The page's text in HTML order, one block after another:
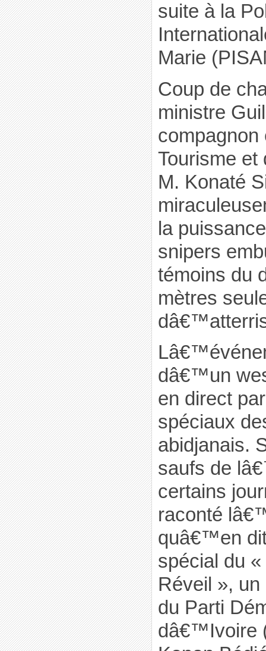
suite à la
Marie
Coup de
ministre
compagnon
Tourisme
M. Konaté
la
snipers
témoins du
mètres
dâ€™un
en direct
spéciaux
abidjanais.
saufs de
certains
raconté
quâ€™en
spécial du
Réveil »,
du Parti
dâ€™Ivoire